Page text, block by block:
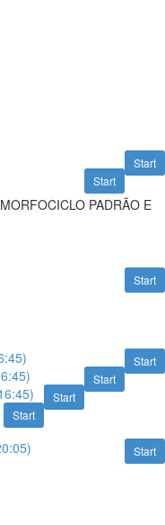
Start
Start
PADRÃO E
Start
Start
Start
Start
Start
Start